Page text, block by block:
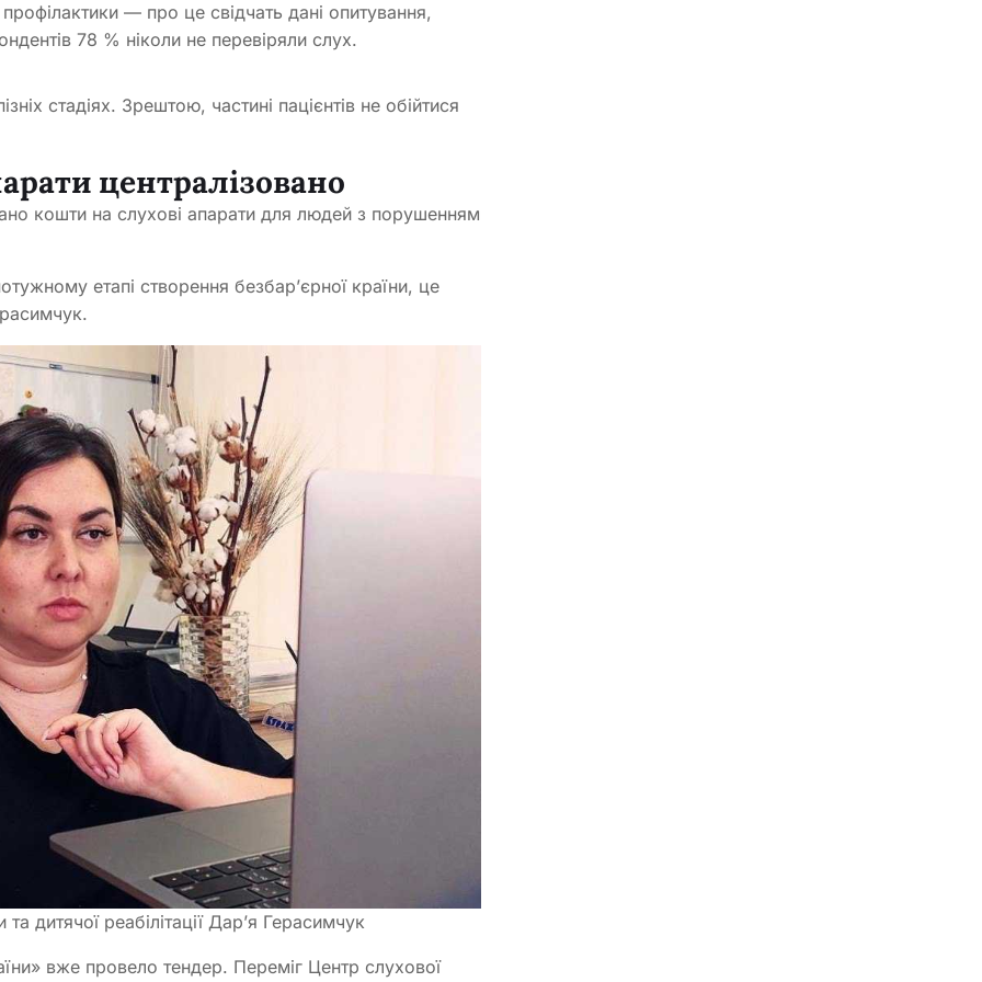
— про це свідчать дані опитування,
78 % ніколи не перевіряли слух.
стадіях. Зрештою, частині пацієнтів не обійтися
централізовано
кошти на слухові апарати для людей з порушенням
етапі створення безбар’єрної країни, це
дитячої реабілітації Дар’я Герасимчук
вже провело тендер. Переміг Центр слухової